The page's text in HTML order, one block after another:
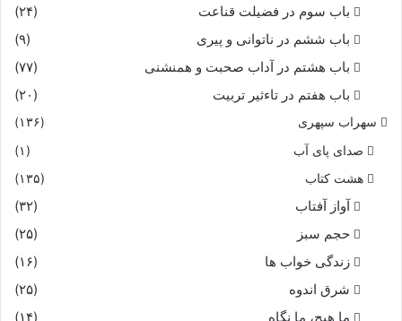
باب سوم در فضیلت قناعت
(۲۴)
باب ششم در ناتوانى و پیرى
(۹)
باب هشتم در آداب صحبت و همنشنى
(۷۷)
باب هفتم در تاءثیر تربیت
(۲۰)
سهراب سپهری (۱۳۶)
صدای پای آب
(۱)
هشت کتاب
(۱۳۵)
آواز آفتاب
(۳۲)
حجم سبز
(۲۵)
زندگی خواب ها
(۱۶)
شرق اندوه
(۲۵)
ما هیچ، ما نگاه
(۱۴)